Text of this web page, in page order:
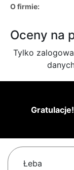
O firmie:
Oceny na
Tylko
Gratulacje!
Łeba